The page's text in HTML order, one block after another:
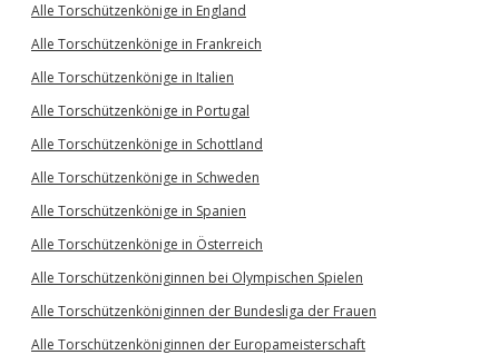
Alle Torschützenkönige in England
Alle Torschützenkönige in Frankreich
Alle Torschützenkönige in Italien
Alle Torschützenkönige in Portugal
Alle Torschützenkönige in Schottland
Alle Torschützenkönige in Schweden
Alle Torschützenkönige in Spanien
Alle Torschützenkönige in Österreich
Alle Torschützenköniginnen bei Olympischen Spielen
Alle Torschützenköniginnen der Bundesliga der Frauen
Alle Torschützenköniginnen der Europameisterschaft